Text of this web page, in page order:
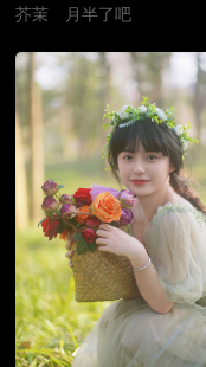
芥茉 月半了吧